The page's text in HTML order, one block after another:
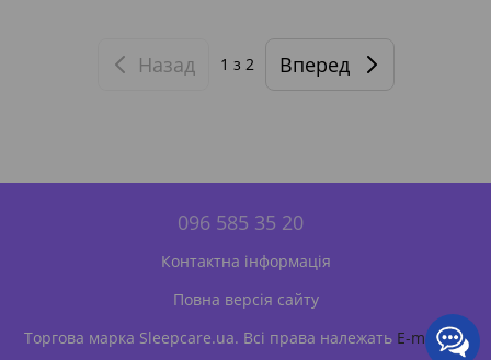
Назад 1 з 2 Вперед
096 585 35 20
Контактна інформація
Повна версія сайту
Торгова марка Sleepcare.ua. Всі права належать E-matras.